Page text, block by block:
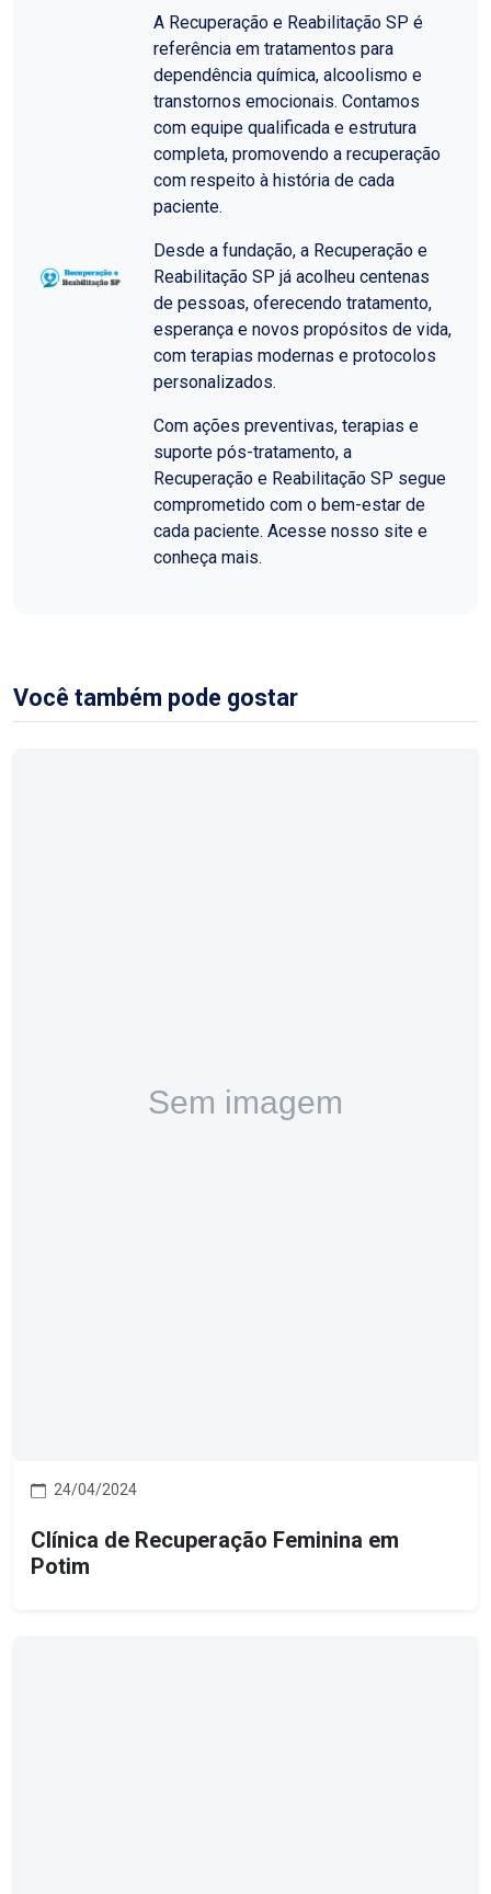
A Recuperação e Reabilitação SP é
referência em tratamentos para
dependência química, alcoolismo e
transtornos emocionais. Contamos
com equipe qualificada e estrutura
completa, promovendo a recuperação
com respeito à história de cada
paciente.
Desde a fundação, a Recuperação e
Reabilitação SP já acolheu centenas
de pessoas, oferecendo tratamento,
esperança e novos propósitos de vida,
com terapias modernas e protocolos
personalizados.
Com ações preventivas, terapias e
suporte pós-tratamento, a
Recuperação e Reabilitação SP segue
comprometido com o bem-estar de
cada paciente. Acesse nosso site e
conheça mais.
Você também pode gostar
24/04/2024
Clínica de Recuperação Feminina em
Potim